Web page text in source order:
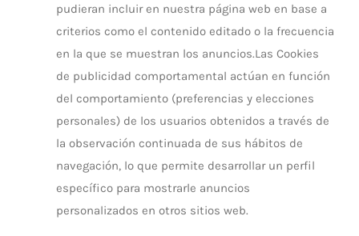
pudieran incluir en nuestra página web en base a
criterios como el contenido editado o la frecuencia
en la que se muestran los anuncios.Las Cookies
de publicidad comportamental actúan en función
del comportamiento (preferencias y elecciones
personales) de los usuarios obtenidos a través de
la observación continuada de sus hábitos de
navegación, lo que permite desarrollar un perfil
específico para mostrarle anuncios
personalizados en otros sitios web.